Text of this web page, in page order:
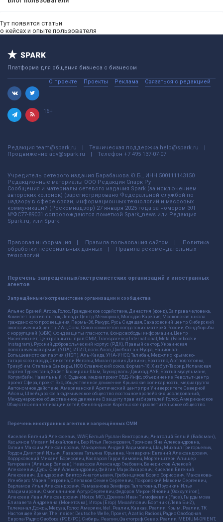
Тут появятся статьи
о кейсах и опыте пользователя
Платформа для общения бизнеса с бизнесом
О проекте Проекты Реклама Связаться с редакцией
16+
Редакция team@spark.ru Техническая поддержка help@spark.ru
Продвижение adv@spark.ru Телефон +7 495 137-07-07
Учредитель сетевого издания Барабанова.Ю.Б., ИНН 500111143150
Редакционные материалы ООО Редакция Спарк Ру
Сообщения и материалы сетевого издания Spark (за исключением
авторских колонок) (зарегистрировано Федеральной службой по
надзору в сфере связи, информационных технологий и массовых
коммуникаций (Роскомнадзор) 27 января 2025 года за номером ЭЛ
№ФС77-89031 сопровождаются пометкой Spark_news или Редакция
Spark.ru, или Spark.
Правовая информация Правила пользования сайтом
Политика
обработки персональных данных
Правила рекомендательных
технологий
Перечень запрещённых/экстремистских организаций и иностранных
агентов
Запрещённые/экстремистские организации и сообщества
Альянс Врачей, Агора, Голос, Гражданское содействие, Династия (фонд), За права человека,
Комитет против пыток, Левада-Центр, Мемориал, Молодая Карелия, Московская школа
гражданского просвещения, Пермь-36, Ракурс, Русь Сидящая, Сахаровский центр, Сибирский
экологический центр, ИАЦ Сова, Союз комитетов солдатских матерей России, Фонд борьбы
с коррупцией (ФБК), Фонд защиты гласности, Фонд свободы информации, Центр
Насилию.нет, Центр защиты прав СМИ, Transparency International, Meta (Facebook и
Instagram), Русский добровольческий корпус (РДК), Правый сектор, Украинская
повстанческая армия (УПА), ИГИЛ, полк Азов, Джебхат ан-Нусра, Национал-
Большевистская партия (НБП), Аль-Каида, УНА-УНСО, Талибан, Меджлис крымско-
татарского народа, Свидетели Иеговы, Мизантропик Дивижн, Братство, Артподготовка,
Тризуб им. Степана Бандеры, НСО, Славянский союз, Формат-18, Хизб ут-Тахрир, Исламская
партия Туркестана, Хайят Тахрир аш-Шам, Таухид валь-Джихад, АУЕ, Братья мусульмане,
Колумбайн, Навальный, К. Буданов, медиапроект ОВД-Инфо, объединение Револьт-центр,
проект Сфера, проект Эхо, общественное движение Крымская солидарность, медиагруппа
Автономное действие, Американский Арктический центр при Университете Северной
Айовы, Швейцарское академическое общество восточноевропейских исследований,
Международное общественное движение В защиту прав избирателей Голос, Американское
Общество евангелизации детей, Финляндское Карельское просветительское общество.
Перечень иностранных агентов и запрещённых СМИ
Киселёв Евгений Алекссевич, WWF, Белый Руслан Викторович, Анатолий Белый (Вайсман),
Касьянов Михаил Михайлович, Бер Илья Леонидович, Троянова Яна Александровна,
Галкин Максим Александрович, Макаревич Андрей Вадимович, Шац Михаил Григорьевич,
Гордон Дмитрий Ильич, Лазарева Татьяна Юрьевна, Чичваркин Евгений Александрович,
Ходорковский Михаил Борисович, Каспаров Гарри Кимович, Моргенштерн Алишер
Тагирович (Алишер Валеев), Невзоров Александр Глебович, Венедиктов Алексей
Алексеевич, Дудь Юрий Александрович, Фейгин Марк Захарович, Киселев Евгений
Алексеевич, Шендерович Виктор Анатольевич, Гребенщиков Борис Борисович, Максакова-
Игенбергс Мария Петровна, Слепаков Семен Сергеевич, Покровский Максим Сергеевич,
Варламов Илья Александрович, Рамазанова Земфира Талгатовна, Прусикин Илья
Владимирович, Смольянинов Артур Сергеевич, Федоров Мирон Янович (Oxxxymiron),
Алексеев Иван Александрович (Noize MC), Дремин Иван Тимофеевич (Face), Гырдымова
Елизавета Андреевна (Монеточка), Игорь(Егор) Михайлович Бортник (Лёва Би-2),
Телеканал Дождь, Медуза, Голос Америки, Idel. Реалии, Кавказ. Реалии, Крым. Реалии, ТК
Настоящее Время, The Insider, Deutsche Welle, Проект, Azatliq Radiosi, Радио Свободная
Европа/Радио Свобода (PCE/PC), Сибирь. Реалии, Фактограф, Север. Реалии, MEDIUM-ORIENT,